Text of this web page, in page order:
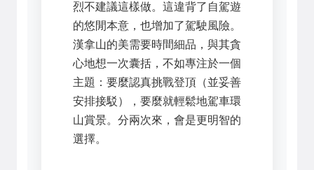
烈不建議這樣做。這違背了自駕遊
的悠閒本意，也增加了駕駛風險。
漢拿山的美需要時間細品，與其貪
心地想一次囊括，不如專注於一個
主題：要麼認真挑戰登頂（並妥善
安排接駁），要麼就輕鬆地駕車環
山賞景。分兩次來，會是更明智的
選擇。